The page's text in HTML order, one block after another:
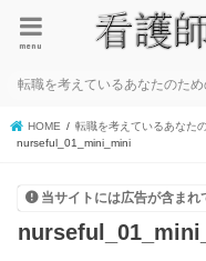
menu
転職を考えているあなたのた
HOME
転職を考えているあなた
nurseful_01_mini_mini
当サイトには広告が含まれ